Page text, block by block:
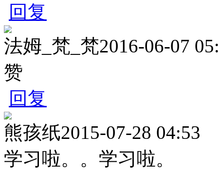
回复
法姆_梵_梵2016-06-07
赞
回复
熊孩纸2015-07-28 04:53
学习啦。。学习啦。